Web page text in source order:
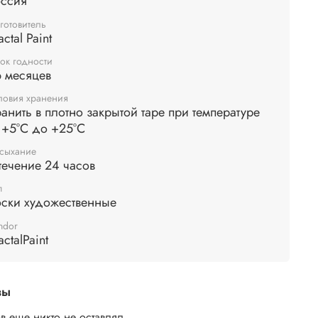
Дополнительное финишное закрепление не
Paint
годности
месяцев
хранения
в плотно закрытой таре при температуре
+5°С до +25°С
24 часов
художественные